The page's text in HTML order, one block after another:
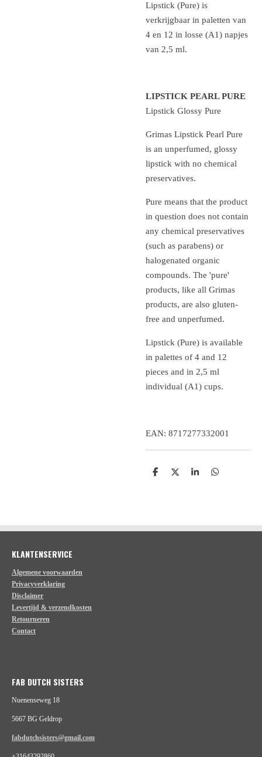
Lipstick (Pure) is
verkrijgbaar in paletten van
4 en 12 in losse (A1) napjes
van 2,5 ml.
LIPSTICK PEARL PURE
Lipstick Glossy Pure
Grimas Lipstick Pearl Pure
is an unperfumed, glossy
lipstick with no chemical
preservatives.
Pure means that the product
in question does not contain
any chemical preservatives
(such as parabens) or
halogenated organic
compounds. The 'pure'
products, like all Grimas
products, are also gluten-
free and unperfumed.
Lipstick (Pure) is available
in palettes of 4 and 12
pieces and in 2,5 ml
individual (A1) cups.
EAN: 8717277332001
D
D
S
D
KLANTENSERVICE
Algemene voorwaarden
Privacyverklaring
Disclaimer
Levertijd & verzendkosten
Retourneren
Contact
FAB DUTCH SISTERS
Nuenenseweg 18
5667 BG Geldrop
fabdutchsisters@gmail.com